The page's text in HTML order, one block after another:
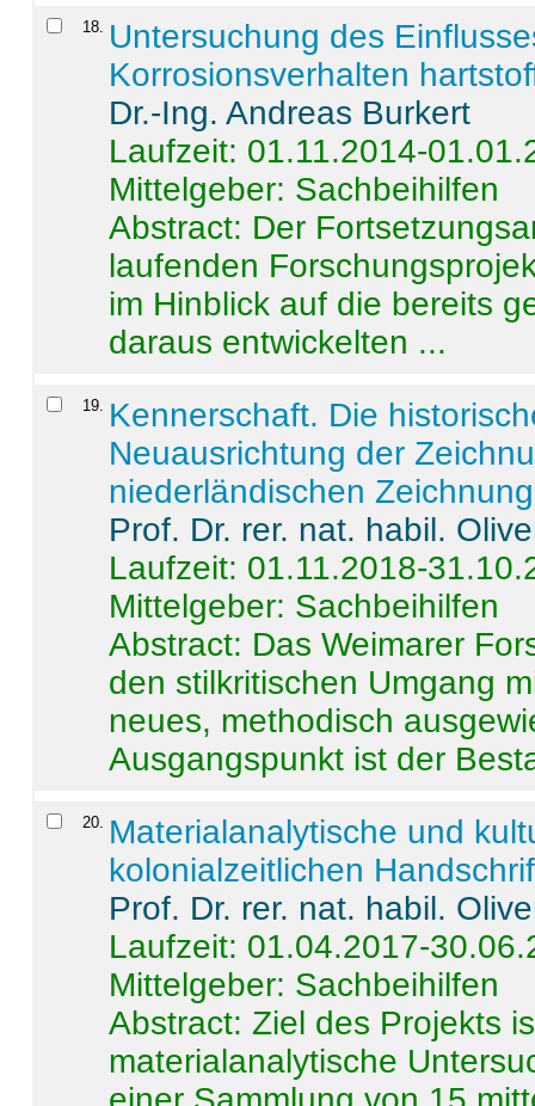
18
Untersuchung des
Korrosionsverhalten
Dr.-Ing. Andreas Burkert
Laufzeit: 01.11.2014-
Mittelgeber: Sachbeihilfen
Abstract: Der
laufenden
im Hinblick auf die bereits
daraus entwickelten ...
19
Kennerschaft. Die
Neuausrichtung der
niederländischen
Prof. Dr. rer. nat. habil.
Laufzeit: 01.11.2018-
Mittelgeber: Sachbeihilfen
Abstract: Das Weimarer
den stilkritischen Umgang
neues, methodisch
Ausgangspunkt ist der
20
Materialanalytische und
kolonialzeitlichen
Prof. Dr. rer. nat. habil.
Laufzeit: 01.04.2017-
Mittelgeber: Sachbeihilfen
Abstract:Ziel des Projekts
materialanalytische